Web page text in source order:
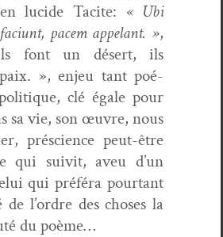
lucide Tacite: « Ubi
pacem appelant. »,
font un désert, ils
paix. », enjeu tant poé­
clé égale pour
sa vie, son œuvre, nous
pré­science peut-être
qui suiv­it, aveu d’un
qui préféra pour­tant
l’ordre des choses la
du poème…